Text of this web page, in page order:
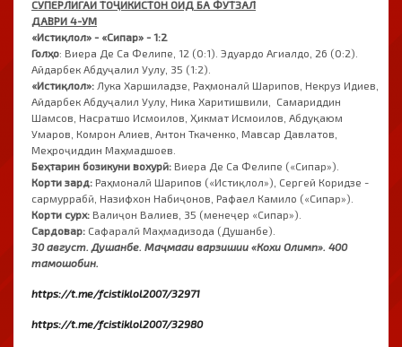
СУПЕРЛИГАИ ТОҶИКИСТОН ОИД БА ФУТЗАЛ
ДАВРИ 4-УМ
«Истиқлол» - «Сипар» - 1:2
Голҳо: Виера Де Са Фелипе, 12 (0:1). Эдуардо Агиалдо, 26 (0:2).
Айдарбек Абдуҷалил Уулу, 35 (1:2).
«Истиқлол»: Лука Харшиладзе, Раҳмоналӣ Шарипов, Некруз Идиев,
Айдарбек Абдуҷалил Уулу, Ника Харитишвили, Самариддин
Шамсов, Насратшо Исмоилов, Ҳикмат Исмоилов, Абдуқаюм
Умаров, Комрон Алиев, Антон Ткаченко, Мавсар Давлатов,
Меҳроҷиддин Маҳмадшоев.
Беҳтарин бозикуни вохурӣ: Виера Де Са Фелипе («Сипар»).
Корти зард: Раҳмоналӣ Шарипов («Истиқлол»), Сергей Коридзе -
сармуррабӣ, Назифхон Набиҷонов, Рафаел Камило («Сипар»).
Корти сурх: Валиҷон Валиев, 35 (менеҷер «Сипар»).
Сардовар: Сафаралӣ Маҳмадизода (Душанбе).
30 август. Душанбе. Маҷмааи варзишии «Кохи Олимп». 400
тамошобин.
https://t.me/fcistiklol2007/32971
https://t.me/fcistiklol2007/32980